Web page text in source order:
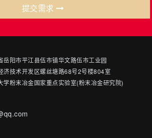
提交需求
岳阳市平江县伍市镇华文路伍市工业园
济技术开发区螺丝塘路68号2号楼804室
学粉末冶金国家重点实验室(粉末冶金研究院)